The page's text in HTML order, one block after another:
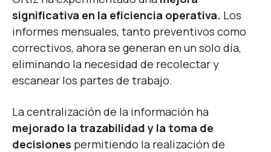
significativa en la eficiencia operativa. Los
informes mensuales, tanto preventivos como
correctivos, ahora se generan en un solo día,
eliminando la necesidad de recolectar y
escanear los partes de trabajo.
Lacentralización de la información ha
mejorado la trazabilidad y la toma de
decisiones permitiendo la realización de